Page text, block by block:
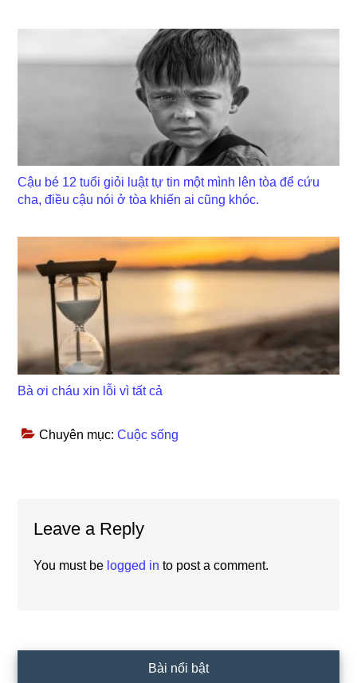
Cậu bé 12 tuổi giỏi luật tự tin một mình lên tòa để cứu
cha, điều cậu nói ở tòa khiến ai cũng khóc.
Bà ơi cháu xin lỗi vì tất cả
Chuyên mục:Cuộc sống
Interactions
Leave a Reply
You must be logged in to post a comment.
Bài nổi bật